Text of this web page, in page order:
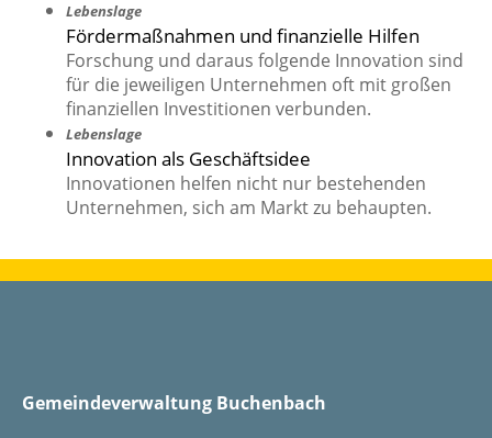
Lebenslage
Fördermaßnahmen und finanzielle Hilfen
Forschung und daraus folgende Innovation sind
für die jeweiligen Unternehmen oft mit großen
finanziellen Investitionen verbunden.
Lebenslage
Innovation als Geschäftsidee
Innovationen helfen nicht nur bestehenden
Unternehmen, sich am Markt zu behaupten.
Gemeindeverwaltung Buchenbach